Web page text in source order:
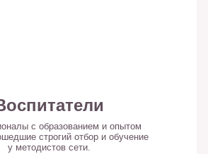
с образованием и опытом
строгий отбор и обучение
у методистов сети.